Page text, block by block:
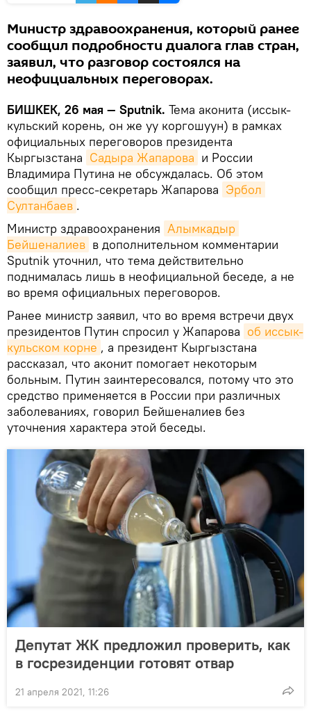
Министр здравоохранения, который ранее
сообщил подробности диалога глав стран,
заявил, что разговор состоялся на
неофициальных переговорах.
БИШКЕК, 26 мая — Sputnik. Тема аконита (иссык-
кульский корень, он же уу коргошуун) в рамках
официальных переговоров президента
Кыргызстана Садыра Жапарова и России
Владимира Путина не обсуждалась. Об этом
сообщил пресс-секретарь Жапарова Эрбол
Султанбаев .
Министр здравоохранения Алымкадыр
Бейшеналиев в дополнительном комментарии
Sputnik уточнил, что тема действительно
поднималась лишь в неофициальной беседе, а не
во время официальных переговоров.
Ранее министр заявил, что во время встречи двух
президентов Путин спросил у Жапарова об иссык-
кульском корне , а президент Кыргызстана
рассказал, что аконит помогает некоторым
больным. Путин заинтересовался, потому что это
средство применяется в России при различных
заболеваниях, говорил Бейшеналиев без
уточнения характера этой беседы.
Депутат ЖК предложил проверить, как
в госрезиденции готовят отвар
21 апреля 2021, 11:26